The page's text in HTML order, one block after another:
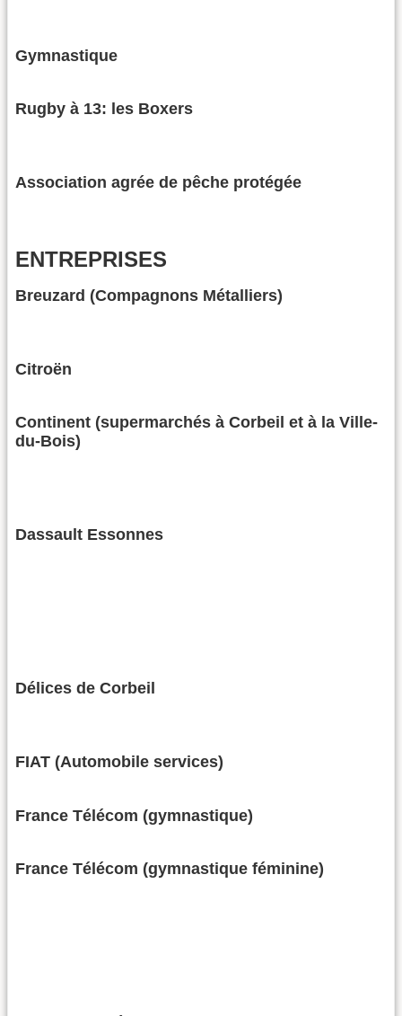
Gymnastique
Rugby à 13: les Boxers
Association agrée de pêche protégée
ENTREPRISES
Breuzard (Compagnons Métalliers)
Citroën
Continent (supermarchés à Corbeil et à la Ville-
du-Bois)
Dassault Essonnes
Délices de Corbeil
FIAT (Automobile services)
France Télécom (gymnastique)
France Télécom (gymnastique féminine)